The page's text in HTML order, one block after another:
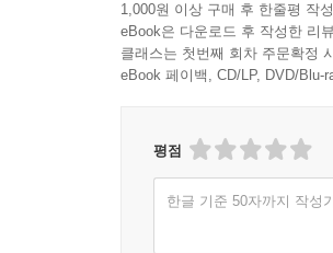
1,000원 이상 구매 후 한줄평 작
eBook은 다운로드 후 작성한 리
클래스는 첫번째 회차 주문확정
eBook 페이백, CD/LP, DVD/
평점
한글 기준 50자까지 작성